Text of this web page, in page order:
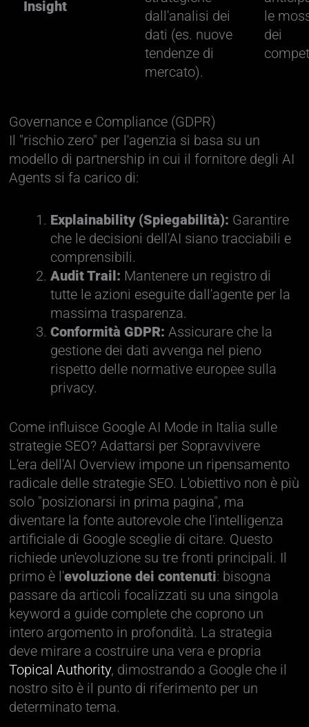
Insight
dall'analisi dei
dati (es. nuove
tendenze di
mercato).
le
dei
Governance e Compliance (GDPR)
Il "rischio zero" per l'agenzia si basa su un
modello di partnership in cui il fornitore degli AI
Agents si fa carico di:
Explainability (Spiegabilità): Garantire
che le decisioni dell'AI siano tracciabili e
comprensibili.
Audit Trail: Mantenere un registro di
tutte le azioni eseguite dall'agente per la
massima trasparenza.
Conformità GDPR: Assicurare che la
gestione dei dati avvenga nel pieno
rispetto delle normative europee sulla
privacy.
Come influisce Google AI Mode in Italia sulle
strategie SEO? Adattarsi per Sopravvivere
L'era dell'AI Overview impone un ripensamento
radicale delle strategie SEO. L'obiettivo non è più
solo "posizionarsi in prima pagina", ma
diventare la fonte autorevole che l'intelligenza
artificiale di Google sceglie di citare. Questo
richiede un'evoluzione su tre fronti principali. Il
primo è l'evoluzione dei contenuti: bisogna
passare da articoli focalizzati su una singola
keyword a guide complete che coprono un
intero argomento in profondità. La strategia
deve mirare a costruire una vera e propria
Topical Authority, dimostrando a Google che il
nostro sito è il punto di riferimento per un
determinato tema.